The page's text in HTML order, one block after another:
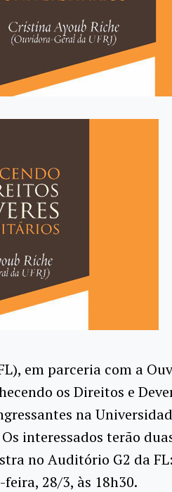
em parceria com a
os Direitos e
na
interessados terão
no Auditório G2 da
28/3, às 18h30.